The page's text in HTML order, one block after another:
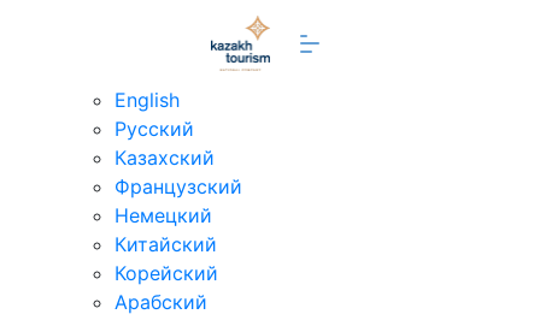
English
Русский
Казахский
Французский
Немецкий
Китайский
Корейский
Арабский